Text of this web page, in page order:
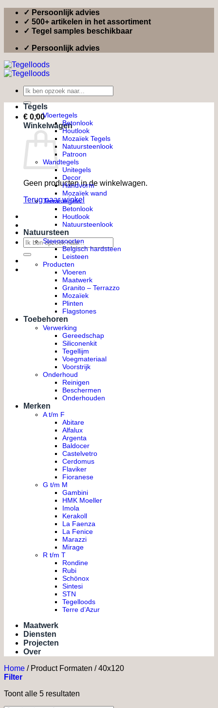
naar
inhoud
✓ Persoonlijk advies
✓ 500+ artikelen in het assortiment
✓ Tegel samples beschikbaar
✓ Persoonlijk advies
Zoeken
naar:
€ 0,00
Winkelwagen
Geen producten in de winkelwagen.
Terug naar winkel
Zoeken
naar:
Tegels
Vloertegels
Betonlook
Houtlook
Mozaïek Tegels
Natuursteenlook
Patroon
Wandtegels
Unitegels
Decor
Handvorm
Mozaïek wand
Terrastegels
Betonlook
Houtlook
Natuursteenlook
Natuursteen
Steensoorten
Belgisch hardsteen
Leisteen
Producten
Vloeren
Maatwerk
Granito – Terrazzo
Mozaïek
Plinten
Flagstones
Toebehoren
Verwerking
Gereedschap
Siliconenkit
Tegellijm
Voegmateriaal
Voorstrijk
Onderhoud
Reinigen
Beschermen
Onderhouden
Merken
A t/m F
Abitare
Alfalux
Argenta
Baldocer
Castelvetro
Cerdomus
Flaviker
Fioranese
G t/m M
Gambini
HMK Moeller
Imola
Kerakoll
La Faenza
La Fenice
Marazzi
Mirage
R t/m T
Rondine
Rubi
Schönox
Sintesi
STN
Tegelloods
Terre d’Azur
Maatwerk
Diensten
Projecten
Over
Home /Product Formaten /40x120
Filter
Toont alle 5 resultaten